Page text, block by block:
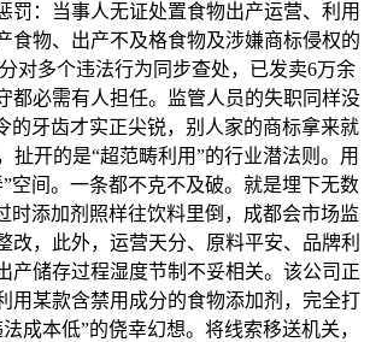
罚：当事人无证处置食物出产运营、利用
食物、出产不及格食物及涉嫌商标侵权的
对多个违法行为同步查处，已发卖6万余
都必需有人担任。监管人员的失职同样没
的牙齿才实正尖锐，别人家的商标拿来就
开的是“超范畴利用”的行业潜法则。用
空间。一条都不克不及破。就是埋下无数
时添加剂照样往饮料里倒，成都会市场监
改，此外，运营天分、原料平安、品牌利
产储存过程湿度节制不妥相关。该公司正
用某款含禁用成分的食物添加剂，完全打
成本低”的侥幸幻想。将线索移送机关，